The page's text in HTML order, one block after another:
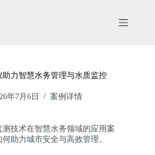
力智慧水务管理与水质监控
年7月6日 案例详情
技术在智慧水务领域的应用案
助力城市安全与高效管理。